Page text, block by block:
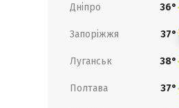
Дніпро 36°
Запоріжжя 37°
Луганськ 38°
Полтава 37°